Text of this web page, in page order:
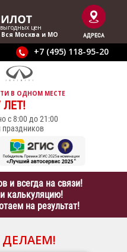
выгодныx цен
Вся Москва и МО
АДРЕСА
+7 (495) 118-95-20
В ОДНОМ МЕСТЕ
с 8:00 до 21:00
и всегда на связи!
калькуляцию!
на результат!